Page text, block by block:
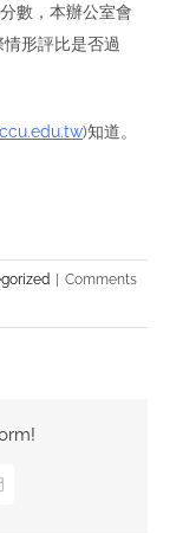
數，本辦公室會
形評比是否過
)知道。
Comments
Email